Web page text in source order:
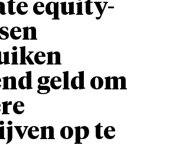
equity-
geld om
op te